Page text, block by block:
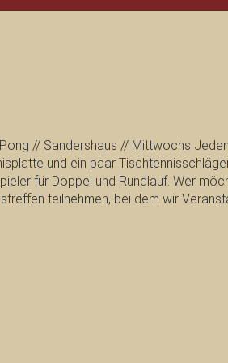
Pong // Sandershaus // Mittwochs
und ein paar
für Doppel und Rundlauf. Wer
teilnehmen, bei dem wir